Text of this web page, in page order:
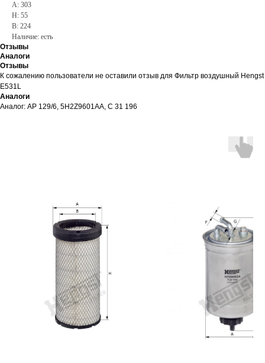
A: 303
H: 55
B: 224
Наличие: есть
Отзывы
Аналоги
Отзывы
К сожалению пользователи не оставили отзыв для Фильтр воздушный Hengst
E531L
Аналоги
Аналог: AP 129/6, 5H2Z9601AA, C 31 196